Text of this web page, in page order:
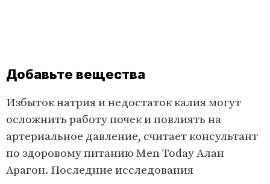
Добавьте вещества
Избыток натрия и недостаток калия могут
осложнить работу почек и повлиять на
артериальное давление, считает консультант
по здоровому питанию Men Today Алан
Арагон. Последние исследования